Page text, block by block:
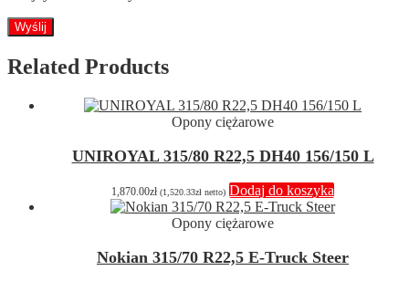
Related Products
Opony ciężarowe
UNIROYAL 315/80 R22,5 DH40 156/150 L
1,870.00zł (1,520.33zł netto) Dodaj do koszyka
Opony ciężarowe
Nokian 315/70 R22,5 E-Truck Steer